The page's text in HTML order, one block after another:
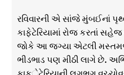
રવિવારની એ સાંજે મુંબઈનાં
કાફેટેરિયામાં રોજ કરતાં
જોકે આ જગ્યા એટલી
ભીડભાડ પણ મીઠી લાગે છે.